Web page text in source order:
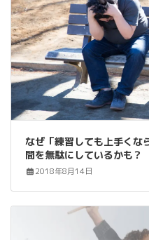
なぜ「練習しても上手くな
間を無駄にしているかも？
2018年8月14日